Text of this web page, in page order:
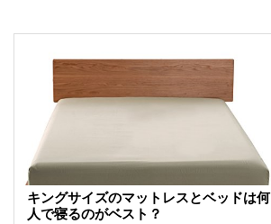
キングサイズのマットレスとベッドは何
人で寝るのがベスト？